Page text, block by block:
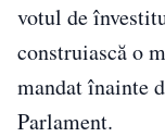
votul de
construiască o
mandat înainte
Parlament.